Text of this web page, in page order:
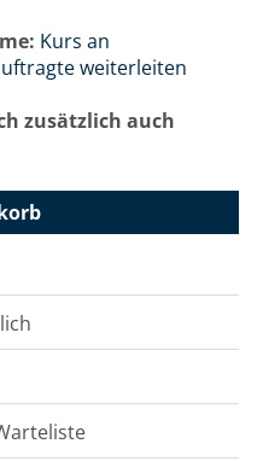
Kurs an
weiterleiten
zusätzlich auch